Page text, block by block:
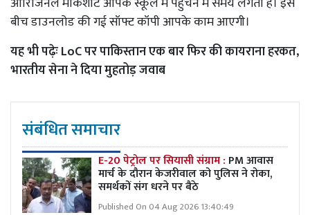
बीच डाउनलोड की गई सॉफ्ट कॉपी आपके काम आएगी।
यह भी पढ़ेःLoC पर पाकिस्तान एक बार फिर की कायराना हरकत,
भारतीय सेना ने दिया मुहतोड़ जवाब
संबंधित समाचार
E-20 पेट्रोल पर सियासी संग्राम : PM आवास
मार्च के दौरान केजरीवाल को पुलिस ने रोका,
समर्थकों संग धरने पर बैठे
Published On 04 Aug 2026 13:40:49